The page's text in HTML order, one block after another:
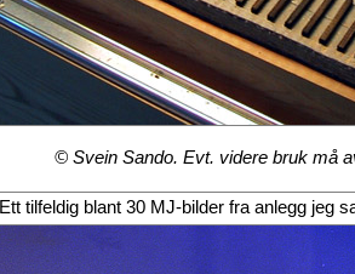
© Svein Sando. Evt. videre bruk må
Ett tilfeldig blant 30 MJ-bilder fra anlegg jeg